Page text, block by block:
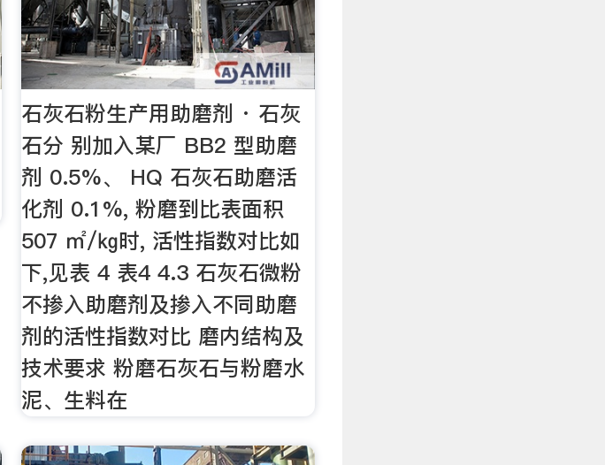
石灰石粉生产用助磨剂 · 石灰
石分 别加入某厂 BB2 型助磨
剂 0.5%、 HQ 石灰石助磨活
化剂 0.1%, 粉磨到比表面积
507 ㎡/㎏时, 活性指数对比如
下,见表 4 表4 4.3 石灰石微粉
不掺入助磨剂及掺入不同助磨
剂的活性指数对比 磨内结构及
技术要求 粉磨石灰石与粉磨水
泥、生料在